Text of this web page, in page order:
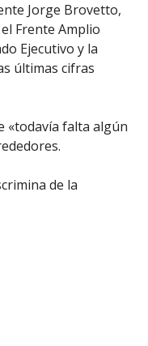
Jorge Brovetto,
Frente Amplio
Ejecutivo y la
últimas cifras
«todavía falta algún
de la